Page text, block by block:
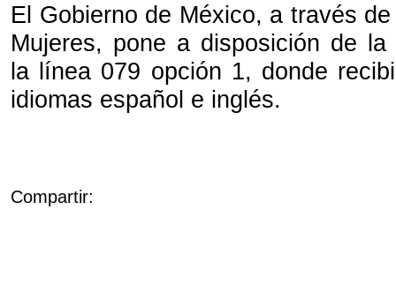
El Gobierno de México, a través
Mujeres, pone a disposición de la
la línea 079 opción 1, donde
idiomas español e inglés.
Compartir: